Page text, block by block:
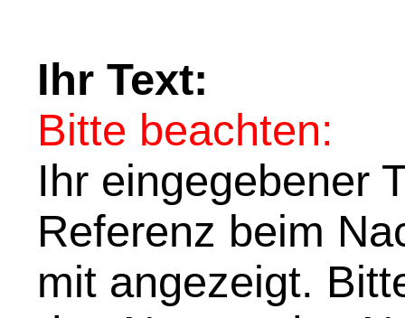
Ihr Text:
Bitte beachten:
Ihr eingegebener
Referenz beim
mit angezeigt.